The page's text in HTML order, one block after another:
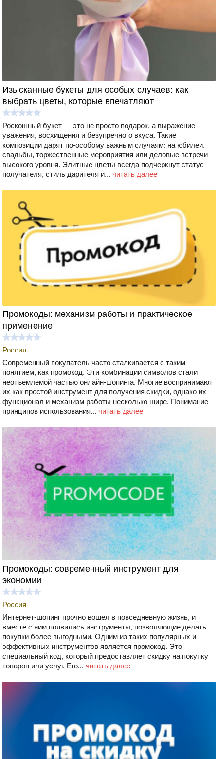
Изысканные букеты для особых случаев: как
выбрать цветы, которые впечатляют
Роскошный букет — это не просто подарок, а выражение
уважения, восхищения и безупречного вкуса. Такие
композиции дарят по‑особому важным случаям: на юбилеи,
свадьбы, торжественные мероприятия или деловые встречи
высокого уровня. Элитные цветы всегда подчеркнут статус
получателя, стиль дарителя и... читать далее
Промокоды: механизм работы и практическое
применение
Россия
Современный покупатель часто сталкивается с таким
понятием, как промокод. Эти комбинации символов стали
неотъемлемой частью онлайн-шопинга. Многие воспринимают
их как простой инструмент для получения скидки, однако их
функционал и механизм работы несколько шире. Понимание
принципов использования... читать далее
Промокоды: современный инструмент для
экономии
Россия
Интернет-шопинг прочно вошел в повседневную жизнь, и
вместе с ним появились инструменты, позволяющие делать
покупки более выгодными. Одним из таких популярных и
эффективных инструментов является промокод. Это
специальный код, который предоставляет скидку на покупку
товаров или услуг. Его... читать далее